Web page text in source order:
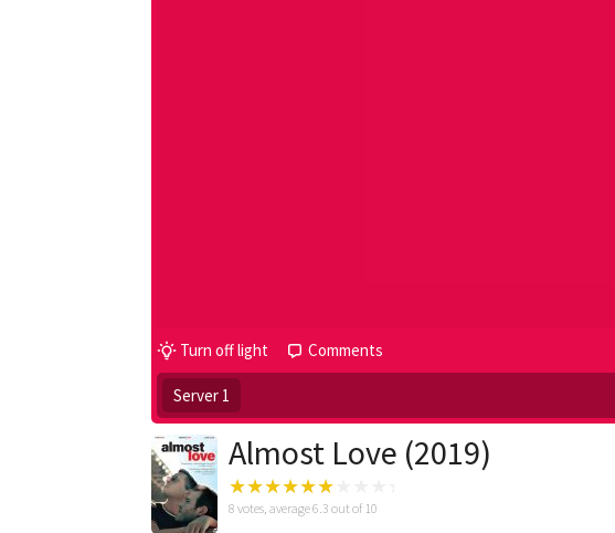
Turn off light Comments
Server 1
Almost Love (2019)
8 votes, average6.3 out of 10